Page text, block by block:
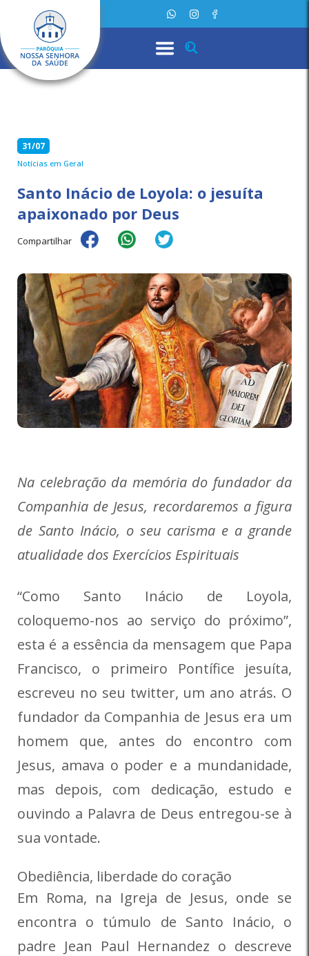
31/07
Notícias em Geral
Santo Inácio de Loyola: o jesuíta
apaixonado por Deus
Compartilhar
Na celebração da memória do fundador da
Companhia de Jesus, recordaremos a figura
de Santo Inácio, o seu carisma e a grande
atualidade dos Exercícios Espirituais
“Como Santo Inácio de Loyola,
coloquemo-nos ao serviço do próximo”,
esta é a essência da mensagem que Papa
Francisco, o primeiro Pontífice jesuíta,
escreveu no seu twitter, um ano atrás. O
fundador da Companhia de Jesus era um
homem que, antes do encontro com
Jesus, amava o poder e a mundanidade,
mas depois, com dedicação, estudo e
ouvindo a Palavra de Deus entregou-se à
sua vontade.
Obediência, liberdade do coração
Em Roma, na Igreja de Jesus, onde se
encontra o túmulo de Santo Inácio, o
padre Jean Paul Hernandez o descreve